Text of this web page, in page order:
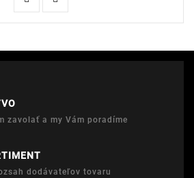
zavolať a my Vám poradíme
dodávateľov tovaru